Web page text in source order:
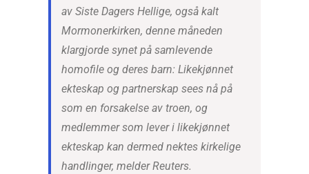
av Siste Dagers Hellige, også kalt
Mormonerkirken, denne måneden
klargjorde synet på samlevende
homofile og deres barn: Likekjønnet
ekteskap og partnerskap sees nå på
som en forsakelse av troen, og
medlemmer som lever i likekjønnet
ekteskap kan dermed nektes kirkelige
handlinger, melder Reuters.